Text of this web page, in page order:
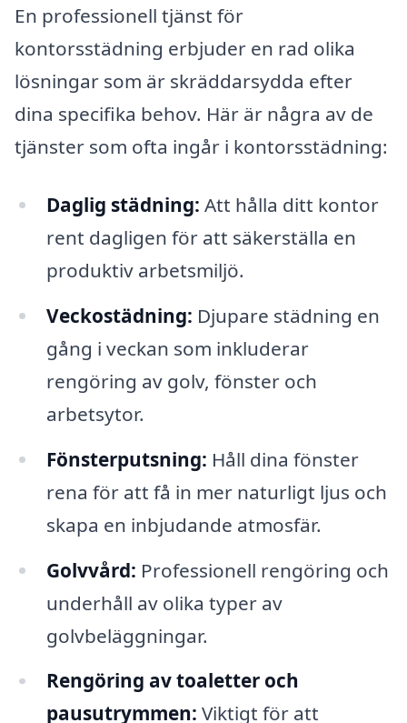
En professionell tjänst för
kontorsstädning erbjuder en rad olika
lösningar som är skräddarsydda efter
dina specifika behov. Här är några av de
tjänster som ofta ingår i kontorsstädning:
Daglig städning: Att hålla ditt kontor
rent dagligen för att säkerställa en
produktiv arbetsmiljö.
Veckostädning: Djupare städning en
gång i veckan som inkluderar
rengöring av golv, fönster och
arbetsytor.
Fönsterputsning: Håll dina fönster
rena för att få in mer naturligt ljus och
skapa en inbjudande atmosfär.
Golvvård: Professionell rengöring och
underhåll av olika typer av
golvbeläggningar.
Rengöring av toaletter och
pausutrymmen: Viktigt för att